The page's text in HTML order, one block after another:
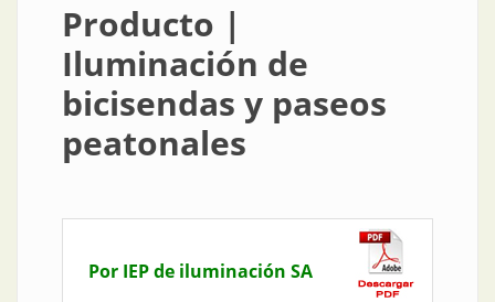
Producto |
Iluminación de
bicisendas y paseos
peatonales
Por IEP de iluminación SA